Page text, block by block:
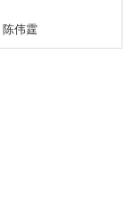
陈伟霆